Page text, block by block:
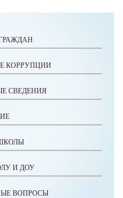
КОРРУПЦИИ
СВЕДЕНИЯ
И ДОУ
ВОПРОСЫ